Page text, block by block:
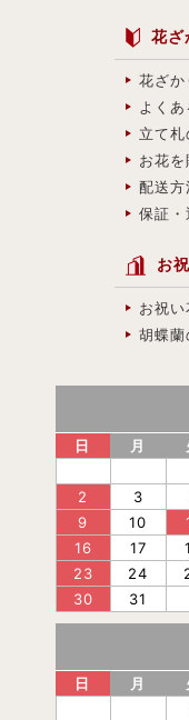
花ざ
花ざか
よく
立て
お花
配送方
保証・
お
お祝
胡蝶蘭
日 月
2
3
9
10
16
17
23
24
30
31
日 月